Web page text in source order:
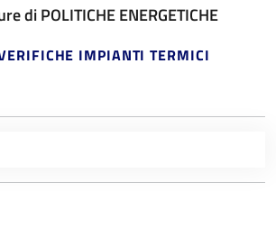
di POLITICHE ENERGETICHE
IMPIANTI TERMICI